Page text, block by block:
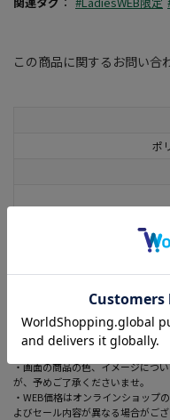
ポ
・画面の商品の色、イメージにつ
が、予めご了承くださいませ。
・WEB価格はオンラインショップ
よびセール内容が異なる場合がござ
この商品に関するお問い合